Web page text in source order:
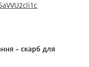
– скарб для